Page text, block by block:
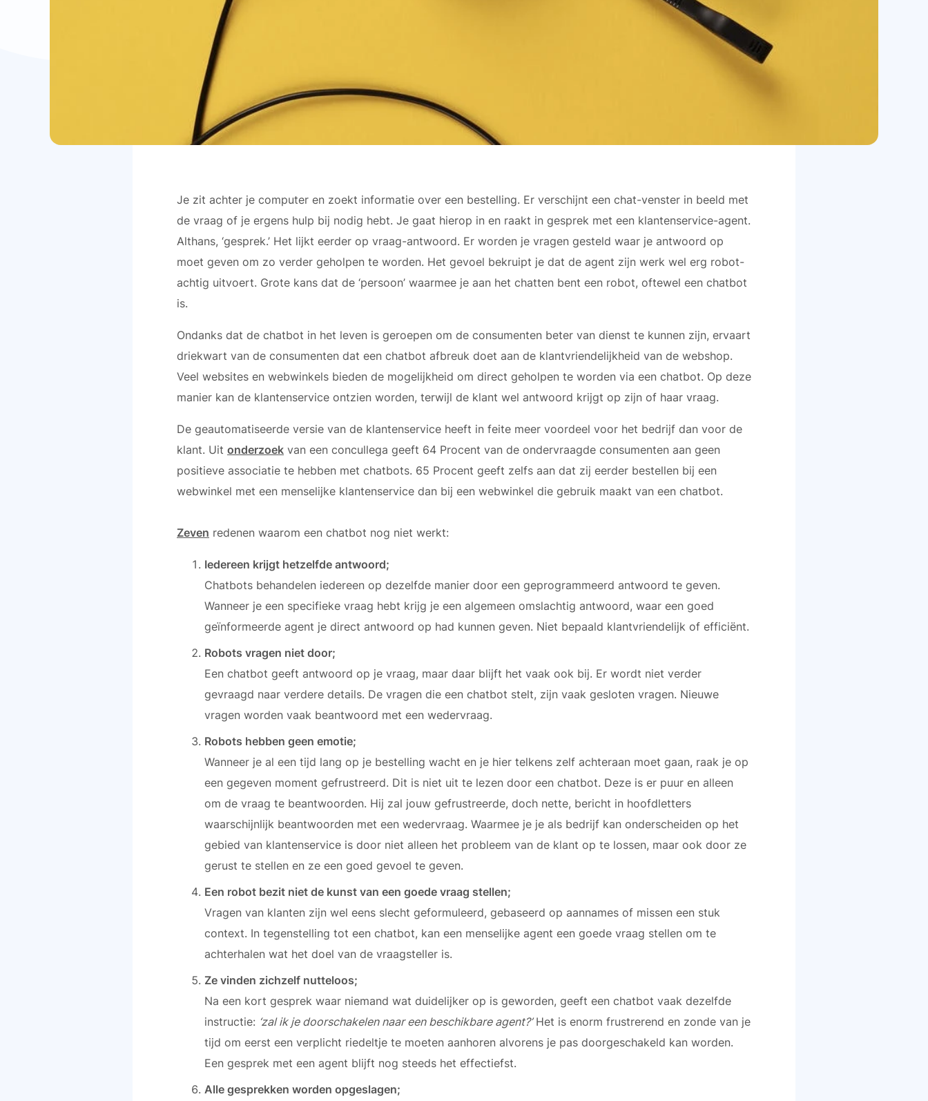
Je zit achter je computer en zoekt informatie over een bestelling. Er verschijnt een chat-venster in beeld met
de vraag of je ergens hulp bij nodig hebt. Je gaat hierop in en raakt in gesprek met een klantenservice-agent.
Althans, ‘gesprek.’ Het lijkt eerder op vraag-antwoord. Er worden je vragen gesteld waar je antwoord op
moet geven om zo verder geholpen te worden. Het gevoel bekruipt je dat de agent zijn werk wel erg robot-
achtig uitvoert. Grote kans dat de ‘persoon’ waarmee je aan het chatten bent een robot, oftewel een chatbot
is.
Ondanks dat de chatbot in het leven is geroepen om de consumenten beter van dienst te kunnen zijn, ervaart
driekwart van de consumenten dat een chatbot afbreuk doet aan de klantvriendelijkheid van de webshop.
Veel websites en webwinkels bieden de mogelijkheid om direct geholpen te worden via een chatbot. Op deze
manier kan de klantenservice ontzien worden, terwijl de klant wel antwoord krijgt op zijn of haar vraag.
De geautomatiseerde versie van de klantenservice heeft in feite meer voordeel voor het bedrijf dan voor de
klant. Uit onderzoek van een concullega geeft 64 Procent van de ondervraagde consumenten aan geen
positieve associatie te hebben met chatbots. 65 Procent geeft zelfs aan dat zij eerder bestellen bij een
webwinkel met een menselijke klantenservice dan bij een webwinkel die gebruik maakt van een chatbot.
Zeven redenen waarom een chatbot nog niet werkt:
Iedereen krijgt hetzelfde antwoord;
Chatbots behandelen iedereen op dezelfde manier door een geprogrammeerd antwoord te geven.
Wanneer je een specifieke vraag hebt krijg je een algemeen omslachtig antwoord, waar een goed
geïnformeerde agent je direct antwoord op had kunnen geven. Niet bepaald klantvriendelijk of efficiënt.
Robots vragen niet door;
Een chatbot geeft antwoord op je vraag, maar daar blijft het vaak ook bij. Er wordt niet verder
gevraagd naar verdere details. De vragen die een chatbot stelt, zijn vaak gesloten vragen. Nieuwe
vragen worden vaak beantwoord met een wedervraag.
Robots hebben geen emotie;
Wanneer je al een tijd lang op je bestelling wacht en je hier telkens zelf achteraan moet gaan, raak je op
een gegeven moment gefrustreerd. Dit is niet uit te lezen door een chatbot. Deze is er puur en alleen
om de vraag te beantwoorden. Hij zal jouw gefrustreerde, doch nette, bericht in hoofdletters
waarschijnlijk beantwoorden met een wedervraag. Waarmee je je als bedrijf kan onderscheiden op het
gebied van klantenservice is door niet alleen het probleem van de klant op te lossen, maar ook door ze
gerust te stellen en ze een goed gevoel te geven.
Een robot bezit niet de kunst van een goede vraag stellen;
Vragen van klanten zijn wel eens slecht geformuleerd, gebaseerd op aannames of missen een stuk
context. In tegenstelling tot een chatbot, kan een menselijke agent een goede vraag stellen om te
achterhalen wat het doel van de vraagsteller is.
Ze vinden zichzelf nutteloos;
Na een kort gesprek waar niemand wat duidelijker op is geworden, geeft een chatbot vaak dezelfde
instructie: ‘zal ik je doorschakelen naar een beschikbare agent?’Het is enorm frustrerend en zonde van je
tijd om eerst een verplicht riedeltje te moeten aanhoren alvorens je pas doorgeschakeld kan worden.
Een gesprek met een agent blijft nog steeds het effectiefst.
Alle gesprekken worden opgeslagen;